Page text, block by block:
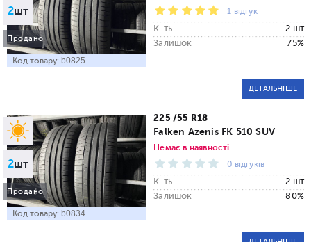
2шт
Продано
Код товару: b0825
1 відгук
К-ть
2 шт
Залишок
75%
ДЕТАЛЬНІШЕ
2шт
Продано
Код товару: b0834
225 /55 R18
Falken Azenis FK 510 SUV
Немає в наявності
0 відгуків
К-ть
2 шт
Залишок
80%